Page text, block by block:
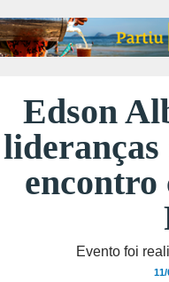
Edson
lideranças
encontro
Evento foi